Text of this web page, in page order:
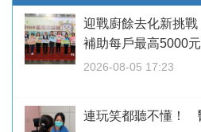
迎戰廚餘去化新挑
補助每戶最高5000
2026-08-05 17:23
連玩笑都聽不懂！